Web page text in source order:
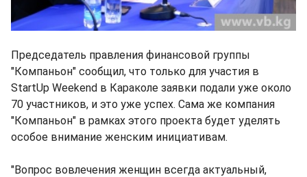
Председатель правления финансовой группы
"Компаньон" сообщил, что только для участия в
StartUp Weekend в Караколе заявки подали уже около
70 участников, и это уже успех. Сама же компания
"Компаньон" в рамках этого проекта будет уделять
особое внимание женским инициативам.
"Вопрос вовлечения женщин всегда актуальный,